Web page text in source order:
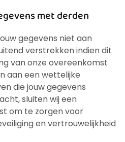
met derden
gegevens niet aan
verstrekken indien dit
van onze overeenkomst
aan een wettelijke
die jouw gegevens
sluiten wij een
om te zorgen voor
en vertrouwelijkheid